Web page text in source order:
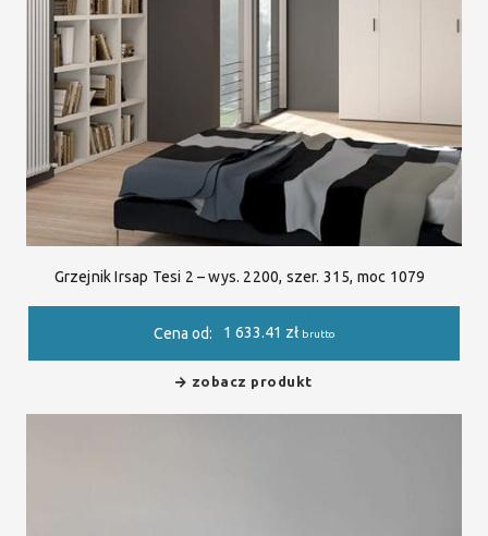
Grzejnik Irsap Tesi 2 – wys. 2200, szer. 315, moc 1079
Cena od: 1 633.41 zł brutto
zobacz produkt